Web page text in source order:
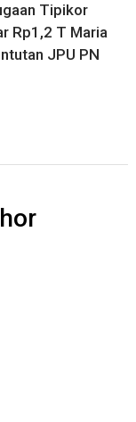
Tipikor
Rp1,2 T Maria
JPU PN